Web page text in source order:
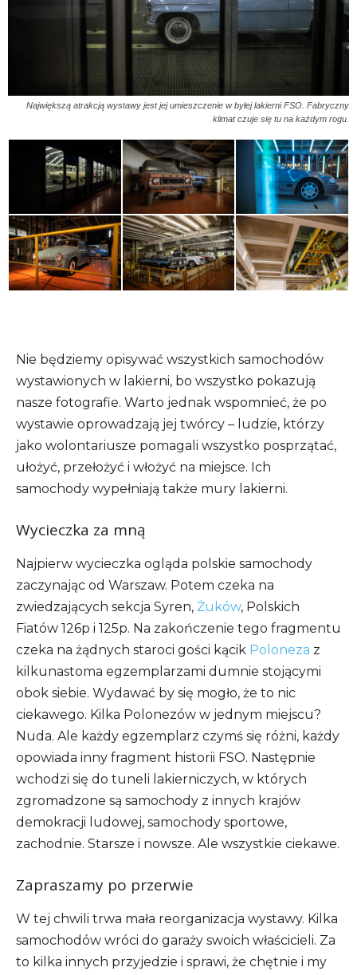
Największą atrakcją wystawy jest jej umieszczenie w byłej lakierni FSO. Fabryczny
klimat czuje się tu na każdym rogu.
Nie będziemy opisywać wszystkich samochodów
wystawionych w lakierni, bo wszystko pokazują
nasze fotografie. Warto jednak wspomnieć, że po
wystawie oprowadzają jej twórcy – ludzie, którzy
jako wolontariusze pomagali wszystko posprzątać,
ułożyć, przełożyć i włożyć na miejsce. Ich
samochody wypełniają także mury lakierni.
Wycieczka za mną
Najpierw wycieczka ogląda polskie samochody
zaczynając od Warszaw. Potem czeka na
zwiedzających sekcja Syren, Żuków, Polskich
Fiatów 126p i 125p. Na zakończenie tego fragmentu
czeka na żądnych staroci gości kącik Poloneza z
kilkunastoma egzemplarzami dumnie stojącymi
obok siebie. Wydawać by się mogło, że to nic
ciekawego. Kilka Polonezów w jednym miejscu?
Nuda. Ale każdy egzemplarz czymś się różni, każdy
opowiada inny fragment historii FSO. Następnie
wchodzi się do tuneli lakierniczych, w których
zgromadzone są samochody z innych krajów
demokracji ludowej, samochody sportowe,
zachodnie. Starsze i nowsze. Ale wszystkie ciekawe.
Zapraszamy po przerwie
W tej chwili trwa mała reorganizacja wystawy. Kilka
samochodów wróci do garaży swoich właścicieli. Za
to kilka innych przyjedzie i sprawi, że chętnie i my